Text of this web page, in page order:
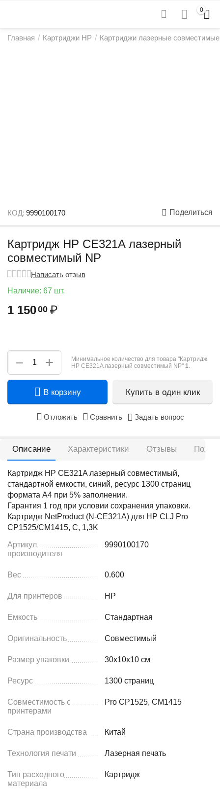
0
Главная / Картриджи HP / Картриджи лазерные
КОД: 9990100170 Поделиться
Картридж HP CE321A лазерный
совместимый NP
Написать отзыв
Наличие: 67 шт.
1 15000 ₽
+
−
Минимальное количество для товара "Картридж
HP CE321A лазерный совместимый NP" 1.
В корзину Купить в один клик
Отложить Сравнить Задать вопрос
Описание Характеристики Отзывы
Картридж HP CE321A лазерный совместимый,
стандартной емкости, синий, ресурс 1300 страниц
формата А4 при 5% заполнении.
Гарантия 1 год при условии сохранения упаковки.
Картридж NetProduct (N-CE321A) для HP CLJ Pro
CP1525/CM1415, C, 1,3K
Артикул
производителя
9990100170
Вес 0.600
Для принтеров HP
Емкость Стандартная
Оригинальность Совместимый
Размер упаковки 30x10x10 см
Ресурс 1300 страниц
Совместимость с
принтерами
Pro CP1525, CM1415
Страна производства Китай
Технология печати Лазерная печать
Тип расходного
материала
Картридж